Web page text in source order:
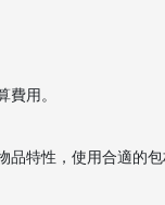
用。
品特性，使用合適的